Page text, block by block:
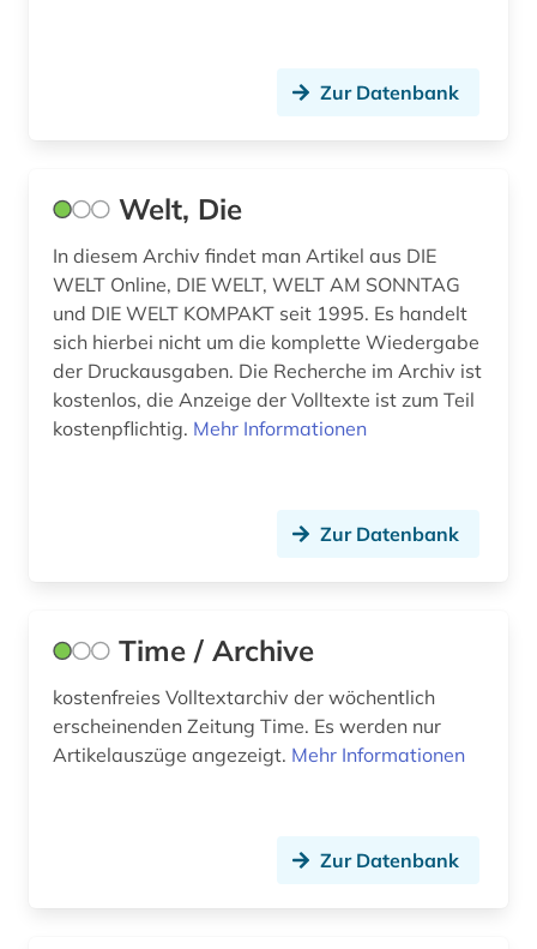
hobart (1)
hochheim (1)
hofheim (1)
hong kong (1)
hongkong (1)
informatik (1)
informationstechnik (1)
informationswissenschaft (1)
inkunabel (1)
Zur Datenbank
Welt, Die
In diesem Archiv findet man Artikel aus DIE
WELT Online, DIE WELT, WELT AM SONNTAG
und DIE WELT KOMPAKT seit 1995. Es handelt
sich hierbei nicht um die komplette Wiedergabe
der Druckausgaben. Die Recherche im Archiv ist
kostenlos, die Anzeige der Volltexte ist zum Teil
kostenpflichtig. Mehr Informationen
Zur Datenbank
Time / Archive
kostenfreies Volltextarchiv der wöchentlich
erscheinenden Zeitung Time. Es werden nur
Artikelauszüge angezeigt. Mehr Informationen
Zur Datenbank